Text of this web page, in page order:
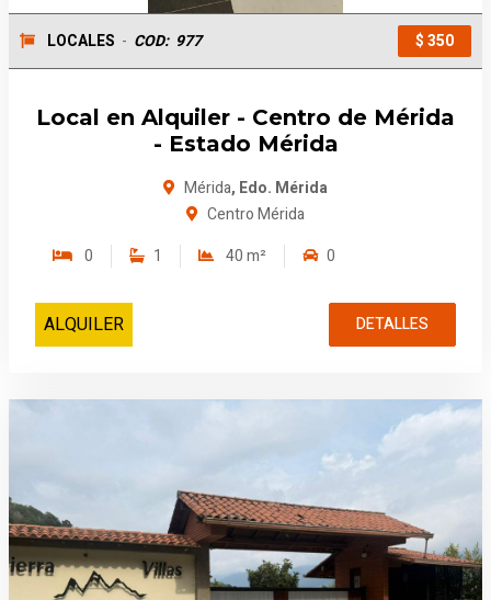
LOCALES - COD: 977 $ 350
Local en Alquiler - Centro de Mérida
- Estado Mérida
Mérida, Edo. Mérida
Centro Mérida
0
1 40 m² 0
ALQUILER DETALLES